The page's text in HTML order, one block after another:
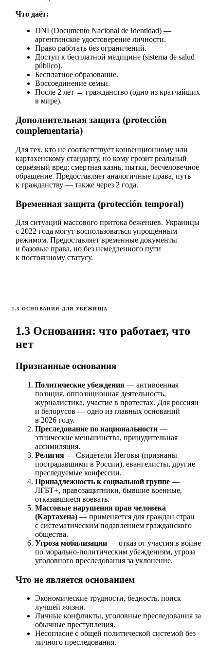
Что даёт:
DNI (Documento Nacional de Identidad) —
аргентинское удостоверение личности.
Право работать без ограничений.
Доступ к бесплатной медицине (sistema de salud
público).
Бесплатное образование.
Воссоединение семьи.
После 2 лет → гражданство (одно из кратчайших
в мире).
Дополнительная защита (protección
complementaria)
Для тех, кто не соответствует конвенционному или
картахенскому стандарту, но кому грозит реальный
серьёзный вред: смертная казнь, пытки, бесчеловечное
обращение. Предоставляет аналогичные права, путь
к гражданству — также через 2 года.
Временная защита (protección temporal)
Для ситуаций массового притока беженцев. Украинцы
с 2022 года могут воспользоваться упрощённым
режимом. Предоставляет временные документы
и базовые права, но без немедленного пути
к постоянному статусу.
1.3 ОСНОВАНИЯ ДЛЯ УБЕЖИЩА
1.3 Основания: что работает, что
нет
Признанные основания
Политические убеждения — антивоенная
позиция, оппозиционная деятельность,
журналистика, участие в протестах. Для россиян
и белорусов — одно из главных оснований
в 2026 году.
Преследование по национальности —
этнические меньшинства, принудительная
ассимиляция.
Религия — Свидетели Иеговы (признаны
пострадавшими в России), евангелисты, другие
преследуемые конфессии.
Принадлежность к социальной группе —
ЛГБТ+, правозащитники, бывшие военные,
отказавшиеся воевать.
Массовые нарушения прав человека
(Картахена) — применяется для граждан стран
с систематическим подавлением гражданского
общества.
Угроза мобилизации — отказ от участия в войне
по морально-политическим убеждениям, угроза
уголовного преследования за уклонение.
Что не является основанием
Экономические трудности, бедность, поиск
лучшей жизни.
Личные конфликты, уголовные преследования за
обычные преступления.
Несогласие с общей политической системой без
личного преследования.